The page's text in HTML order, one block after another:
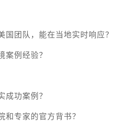
国团队，能在当地实时响应？
案例经验？
成功案例？
和专家的官方背书？